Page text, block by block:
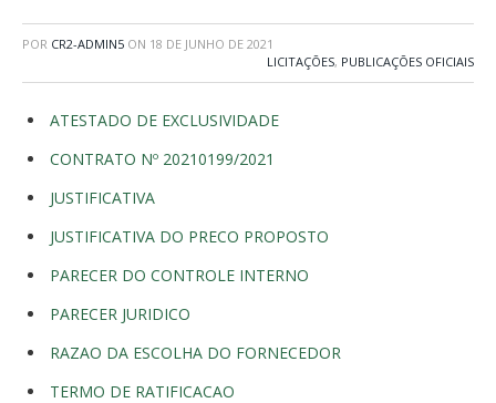
POR CR2-ADMIN5 ON 18 DE JUNHO DE 2021
LICITAÇÕES, PUBLICAÇÕES OFICIAIS
ATESTADO DE EXCLUSIVIDADE
CONTRATO Nº 20210199/2021
JUSTIFICATIVA
JUSTIFICATIVA DO PRECO PROPOSTO
PARECER DO CONTROLE INTERNO
PARECER JURIDICO
RAZAO DA ESCOLHA DO FORNECEDOR
TERMO DE RATIFICACAO